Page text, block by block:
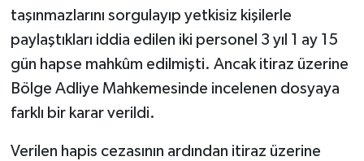
taşınmazlarını sorgulayıp yetkisiz kişilerle
paylaştıkları iddia edilen iki personel 3 yıl 1 ay 15
gün hapse mahkûm edilmişti. Ancak itiraz üzerine
Bölge Adliye Mahkemesinde incelenen dosyaya
farklı bir karar verildi.
Verilen hapis cezasının ardından itiraz üzerine